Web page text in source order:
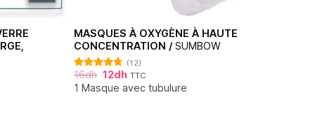
MASQUES À OXYGÈNE À HAUTE
CONCENTRATION / SUMBOW
Note 4.64
sur 5
(12)
16dh 12dh TTC
1 Masque avec tubulure